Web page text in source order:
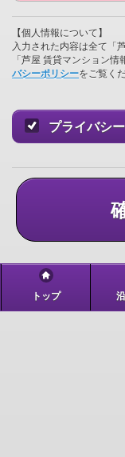
【個人情報について】
入力された内容は全て「
「芦屋 賃貸マンション
バシーポリシーをご覧く
プライバシ
トップ